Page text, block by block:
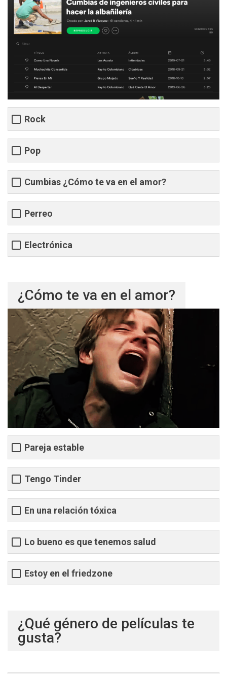
Rock
Pop
Cumbias ¿Cómo te va en el amor?
Perreo
Electrónica
¿Cómo te va en el amor?
Pareja estable
Tengo Tinder
En una relación tóxica
Lo bueno es que tenemos salud
Estoy en el friedzone
¿Qué género de películas te
gusta?